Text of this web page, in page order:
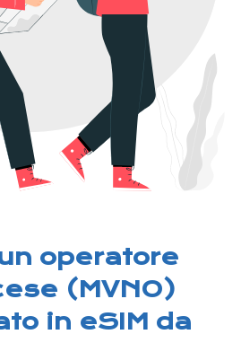
operatore
(MVNO)
in eSIM da